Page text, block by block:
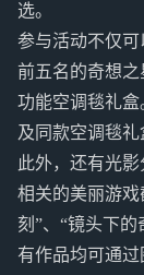
选。
参与活动不仅可
前五名的奇想之
功能空调毯礼盒
及同款空调毯礼
此外，还有光
相关的美丽游
刻”、“镜头下的
有作品均可通